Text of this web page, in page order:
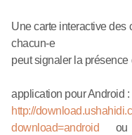
Une carte interactive des
chacun-e
peut signaler la présence
application pour Android :
http://
download=android
ou